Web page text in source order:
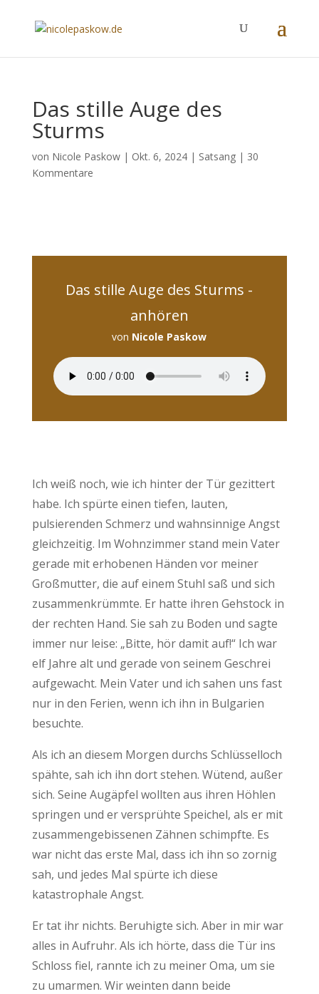
Das stille Auge des
Sturms
von Nicole Paskow| Okt. 6, 2024| Satsang| 30
Kommentare
Das stille Auge des Sturms -
anhören
von Nicole Paskow
Ich weiß noch, wie ich hinter der Tür gezittert
habe. Ich spürte einen tiefen, lauten,
pulsierenden Schmerz und wahnsinnige Angst
gleichzeitig. Im Wohnzimmer stand mein Vater
gerade mit erhobenen Händen vor meiner
Großmutter, die auf einem Stuhl saß und sich
zusammenkrümmte. Er hatte ihren Gehstock in
der rechten Hand. Sie sah zu Boden und sagte
immer nur leise: „Bitte, hör damit auf!“ Ich war
elf Jahre alt und gerade von seinem Geschrei
aufgewacht. Mein Vater und ich sahen uns fast
nur in den Ferien, wenn ich ihn in Bulgarien
besuchte.
Als ich an diesem Morgen durchs Schlüsselloch
spähte, sah ich ihn dort stehen. Wütend, außer
sich. Seine Augäpfel wollten aus ihren Höhlen
springen und er versprühte Speichel, als er mit
zusammengebissenen Zähnen schimpfte. Es
war nicht das erste Mal, dass ich ihn so zornig
sah, und jedes Mal spürte ich diese
katastrophale Angst.
Er tat ihr nichts. Beruhigte sich. Aber in mir war
alles in Aufruhr. Als ich hörte, dass die Tür ins
Schloss fiel, rannte ich zu meiner Oma, um sie
zu umarmen. Wir weinten dann beide